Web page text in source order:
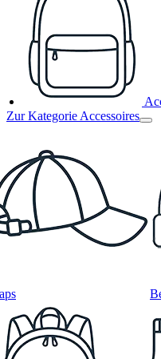
Zur Kategorie Accessoires